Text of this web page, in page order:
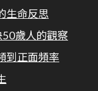
生命反思
歲人的觀察
到正面頻率